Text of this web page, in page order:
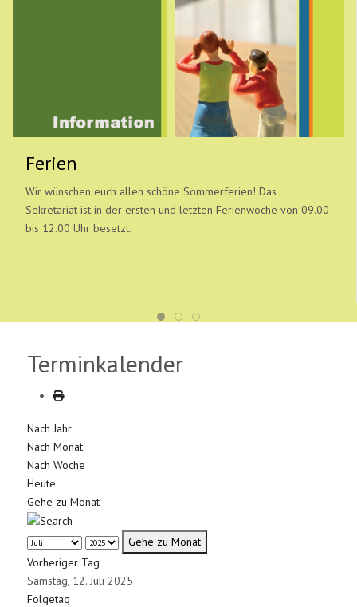
Ferien
Wir wünschen euch allen schöne Sommerferien! Das
Sekretariat ist in der ersten und letzten Ferienwoche von 09.00
bis 12.00 Uhr besetzt.
Terminkalender
Nach Jahr
Nach Monat
Nach Woche
Heute
Gehe zu Monat
Gehe zu Monat
Vorheriger Tag
Samstag, 12. Juli 2025
Folgetag